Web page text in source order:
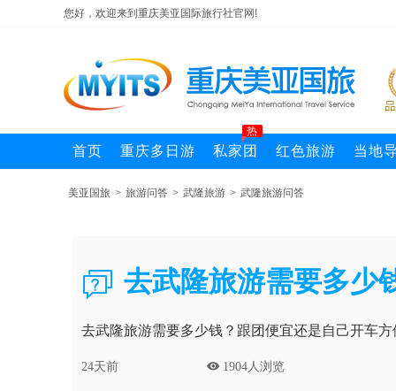
您好，欢迎来到重庆美亚国际旅行社官网!
首页 重庆多日游 私家团
热
红色旅游 当地
美亚国旅 > 旅游问答 > 武隆旅游 > 武隆旅游问答
 去武隆旅游需要多少
去武隆旅游需要多少钱？跟团便宜还是自己开车
24天前  1904人浏览